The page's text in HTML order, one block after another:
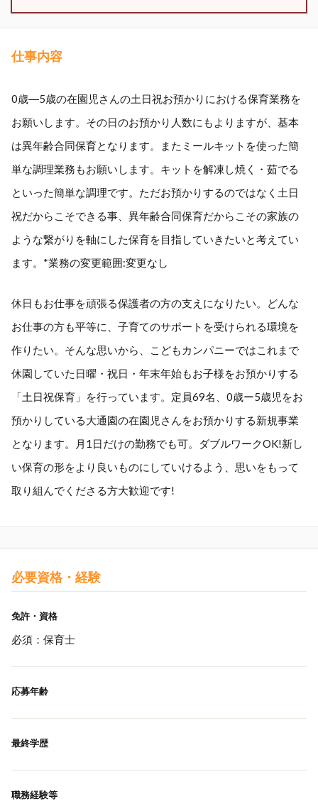
仕事内容
0歳―5歳の在園児さんの土日祝お預かりにおける保育業務を
お願いします。その日のお預かり人数にもよりますが、基本
は異年齢合同保育となります。またミールキットを使った簡
単な調理業務もお願いします。キットを解凍し焼く・茹でる
といった簡単な調理です。ただお預かりするのではなく土日
祝だからこそできる事、異年齢合同保育だからこその家族の
ような繋がりを軸にした保育を目指していきたいと考えてい
ます。*業務の変更範囲:変更なし
休日もお仕事を頑張る保護者の方の支えになりたい。どんな
お仕事の方も平等に、子育てのサポートを受けられる環境を
作りたい。そんな思いから、こどもカンパニーではこれまで
休園していた日曜・祝日・年末年始もお子様をお預かりする
「土日祝保育」を行っています。定員69名、0歳ー5歳児をお
預かりしている大通園の在園児さんをお預かりする新規事業
となります。月1日だけの勤務でも可。ダブルワークOK!新し
い保育の形をより良いものにしていけるよう、思いをもって
取り組んでくださる方大歓迎です!
必要資格・経験
免許・資格
必須：保育士
応募年齢
最終学歴
職務経験等